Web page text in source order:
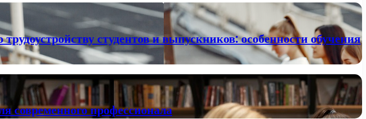
студентов и выпускников: особенности обучения
современного профессионала